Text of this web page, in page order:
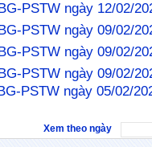
PSTW ngày 12/02/
PSTW ngày 09/02/
PSTW ngày 09/02/
PSTW ngày 09/02/
PSTW ngày 05/02/
Xem theo ngày